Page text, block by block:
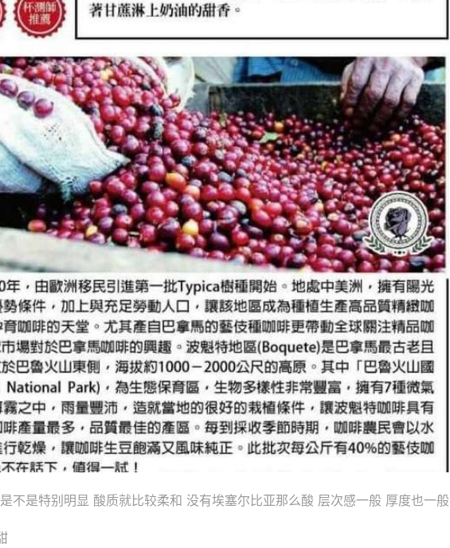
不是特别明显 酸质就比较柔和 没有埃塞尔比亚那么酸 层次感一般 厚度也一般